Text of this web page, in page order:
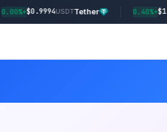
Tether
USDT
$0.9994
+0.00%